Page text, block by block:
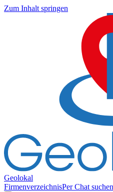
Zum Inhalt springen
Geolokal
FirmenverzeichnisPer Chat suchen